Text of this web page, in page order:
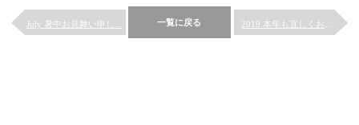
July 暑中お見舞い申し... 一覧に戻る